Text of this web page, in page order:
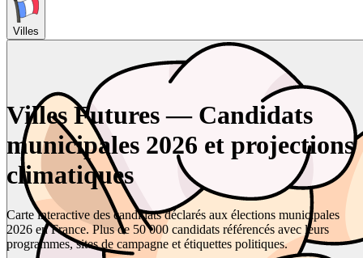
Villes
Villes Futures — Candidats
municipales 2026 et projections
climatiques
Carte interactive des candidats déclarés aux élections municipales
2026 en France. Plus de 50 000 candidats référencés avec leurs
programmes, sites de campagne et étiquettes politiques.